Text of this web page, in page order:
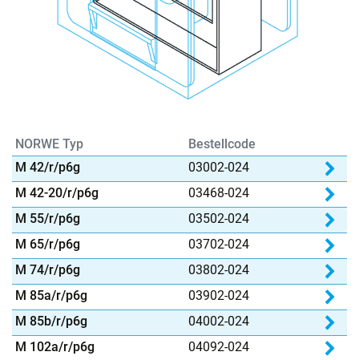
NORWE Typ Bestellcode
M 42/r/p6g 03002-024
M 42-20/r/p6g 03468-024
M 55/r/p6g 03502-024
M 65/r/p6g 03702-024
M 74/r/p6g 03802-024
M 85a/r/p6g 03902-024
M 85b/r/p6g 04002-024
M 102a/r/p6g 04092-024